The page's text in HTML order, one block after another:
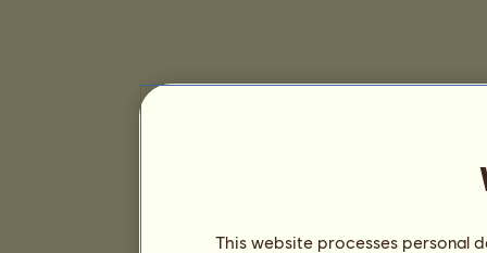
This website processes personal